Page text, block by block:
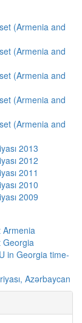
(Armenia and
(Armenia and
(Armenia and
(Armenia and
(Armenia and
2013
2012
2011
2010
2009
Armenia
Georgia
in Georgia time-
Azərbaycan